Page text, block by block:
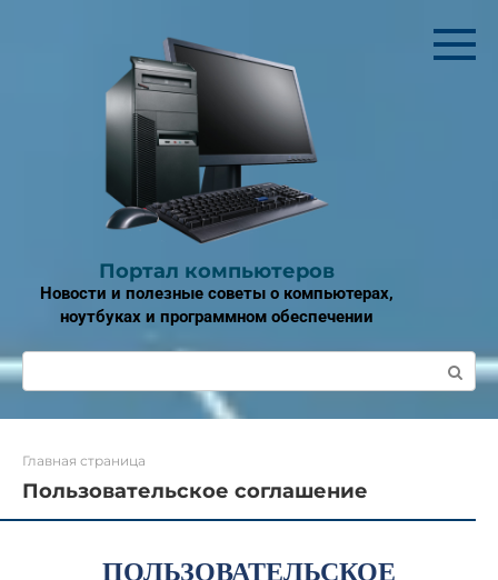
Портал компьютеров
Новости и полезные советы о компьютерах,
ноутбуках и программном обеспечении
Поиск:
Главная страница
Пользовательское соглашение
ПОЛЬЗОВАТЕЛЬСКОЕ